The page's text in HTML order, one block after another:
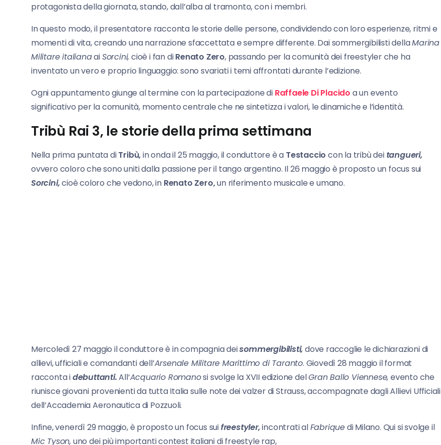
protagonista della giornata, stando, dall’alba al tramonto, con i membri.
In questo modo, il presentatore racconta le storie delle persone, condividendo con loro esperienze, ritmi e
momenti di vita, creando una narrazione sfaccettata e sempre differente. Dai sommergibilisti dellaMarina
Militare italianaaiSorcini, cioè i fan diRenato Zero, passando per la comunità dei freestyler che ha
inventato un vero e proprio linguaggio: sono svariati i temi affrontati durante l’edizione.
Ogni appuntamento giunge al termine con la partecipazione di Raffaele Di Placido a un evento
significativo per la comunità, momento centrale che ne sintetizza i valori, le dinamiche e l’identità.
Tribù Rai 3, le storie della prima settimana
Nella prima puntata diTribù,in onda il 25 maggio, il conduttore è a Testaccio con la tribù dei tangueri,
ovvero coloro che sono uniti dalla passione per il tango argentino. Il 26 maggio è proposto un focus sui
Sorcini,cioè coloro che vedono, in Renato Zero,un riferimento musicale e umano.
Mercoledì 27 maggio il conduttore è in compagnia deisommergibilisti, dove raccoglie le dichiarazioni di
allievi, ufficiali e comandanti dell’Arsenale Militare Marittimo di Taranto. Giovedì 28 maggio il format
racconta idebuttanti.All’Acquario Romanosi svolge la XVII edizione delGran Ballo Viennese, evento che
riunisce giovani provenienti da tutta Italia sulle note dei valzer di Strauss, accompagnate dagli Allievi Ufficiali
dell’Accademia Aeronautica di Pozzuoli.
Infine, venerdì 29 maggio, è proposto un focus suifreestyler,incontrati alFabriquedi Milano. Qui si svolge il
Mic Tyson, uno dei più importanti contest italiani di freestyle rap,